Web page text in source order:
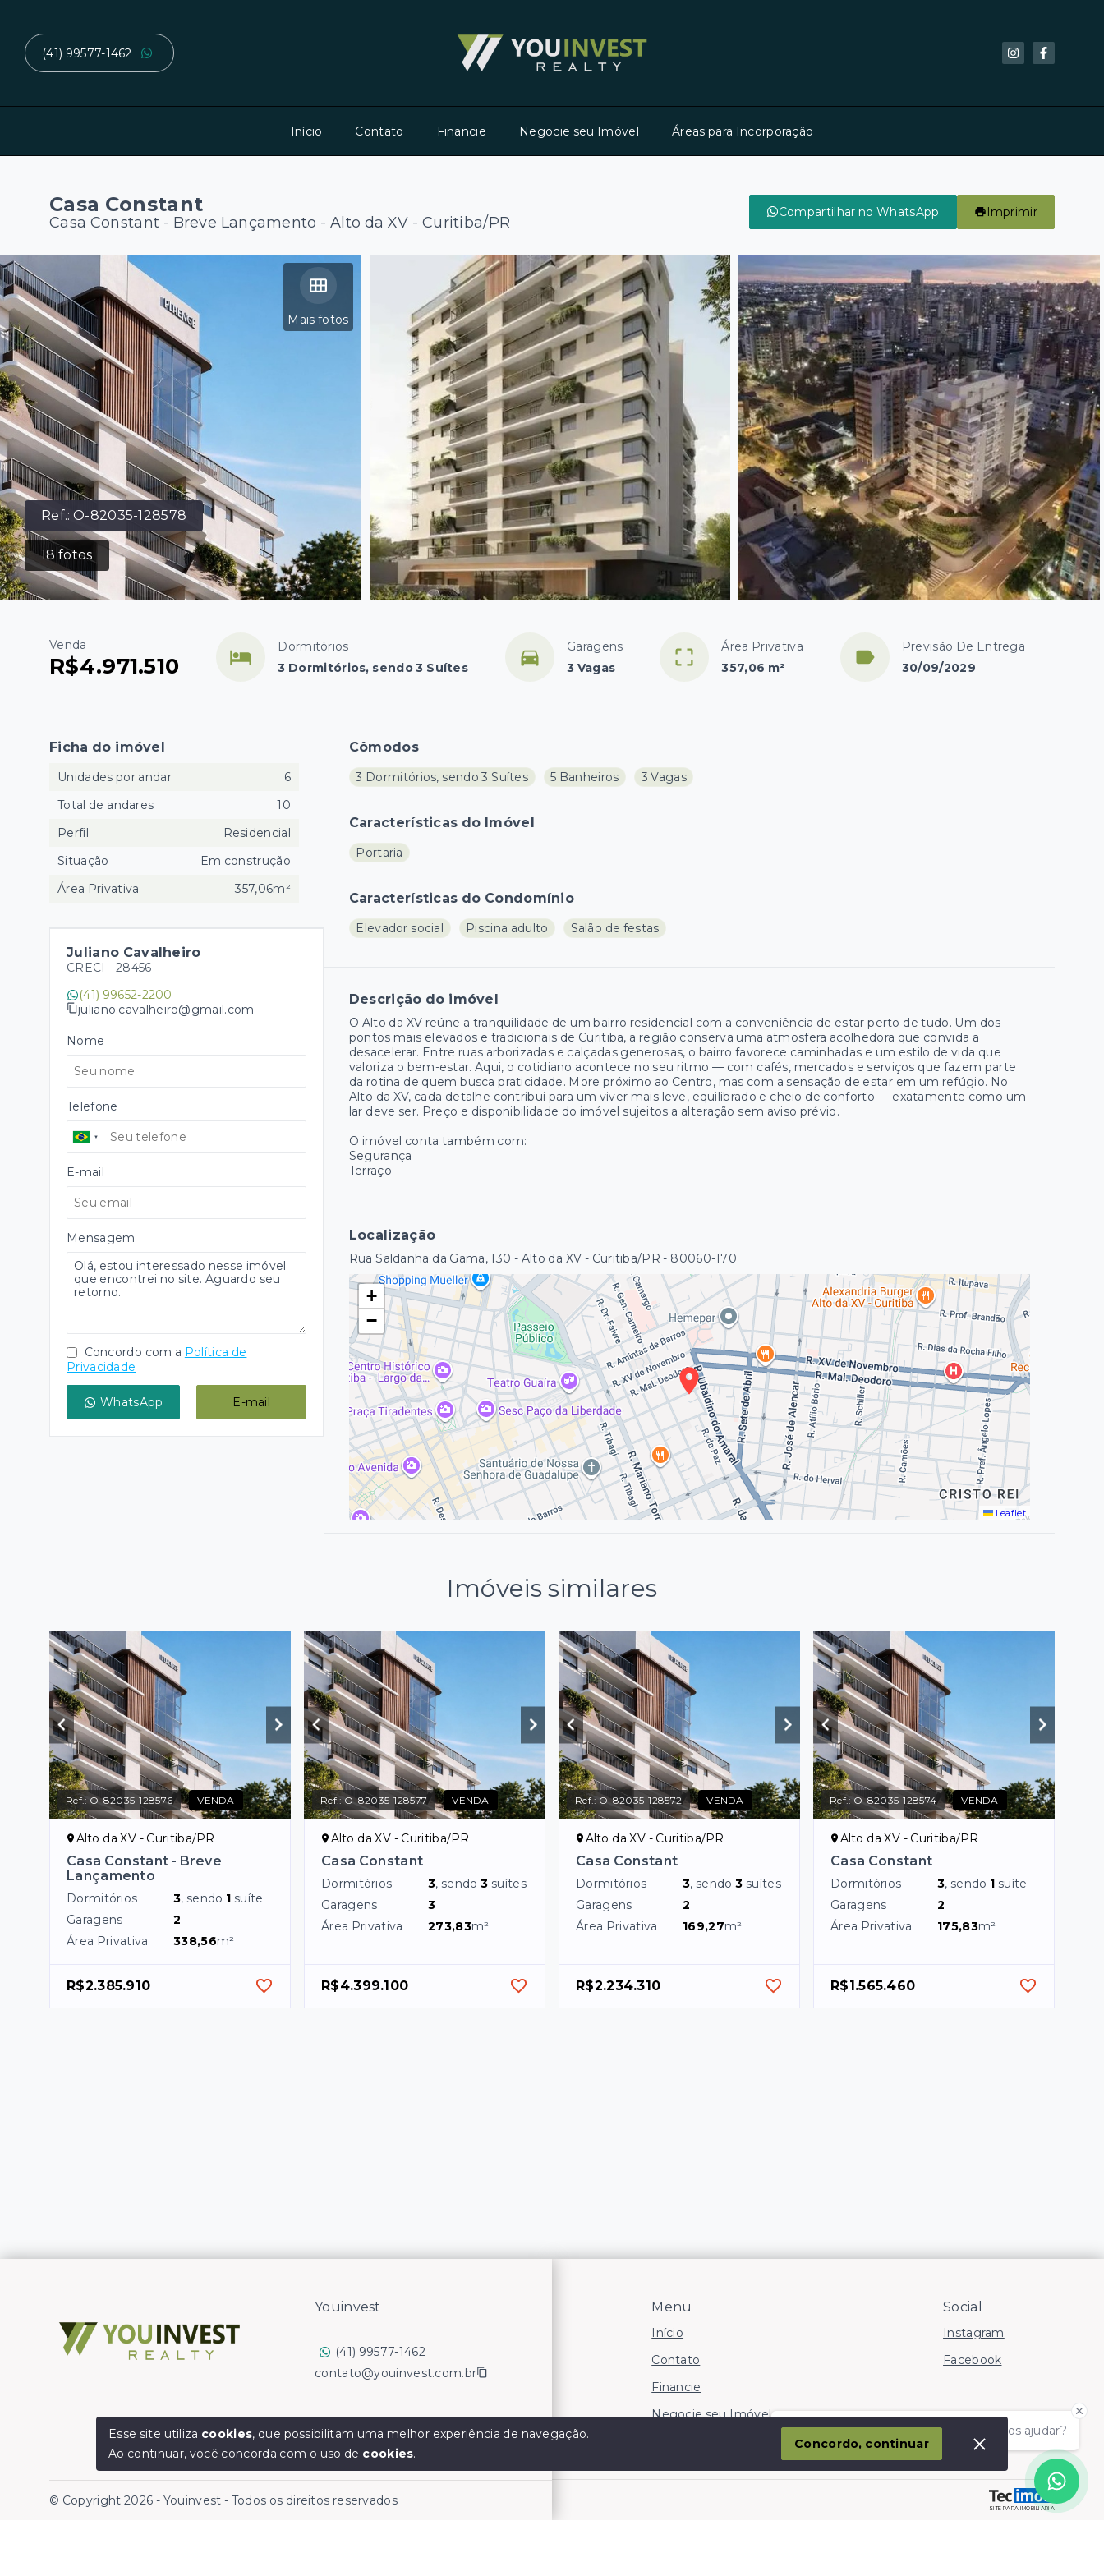
(41) 99577-1462
Início Contato Financie Negocie seu Imóvel Áreas para Incorporação
Casa Constant
Casa Constant - Breve Lançamento - Alto da XV - Curitiba/PR
Compartilhar no WhatsApp Imprimir
Ref.:O-82035-128578
18 fotos
Mais fotos
Venda
R$4.971.510
Dormitórios
3 Dormitórios, sendo 3 Suítes
Garagens
3 Vagas
Área Privativa
357,06 m²
Previsão De Entrega
30/09/2029
Cômodos
3 Dormitórios, sendo 3 Suítes 5 Banheiros 3 Vagas
Características do Imóvel
Portaria
Características do Condomínio
Elevador social Piscina adulto Salão de festas
Descrição do imóvel
O Alto da XV reúne a tranquilidade de um bairro residencial com a conveniência de estar perto de tudo. Um dos
pontos mais elevados e tradicionais de Curitiba, a região conserva uma atmosfera acolhedora que convida a
desacelerar. Entre ruas arborizadas e calçadas generosas, o bairro favorece caminhadas e um estilo de vida que
valoriza o bem-estar. Aqui, o cotidiano acontece no seu ritmo — com cafés, mercados e serviços que fazem parte
da rotina de quem busca praticidade. More próximo ao Centro, mas com a sensação de estar em um refúgio. No
Alto da XV, cada detalhe contribui para um viver mais leve, equilibrado e cheio de conforto — exatamente como um
lar deve ser. Preço e disponibilidade do imóvel sujeitos a alteração sem aviso prévio.
O imóvel conta também com:
Segurança
Terraço
Localização
Rua Saldanha da Gama, 130 - Alto da XV - Curitiba/PR - 80060-170
+
−
Leaflet
Ficha do imóvel
Unidades por andar
6
Total de andares
10
Perfil
Residencial
Situação
Em construção
Área Privativa
357,06m²
Juliano Cavalheiro
CRECI - 28456
(41) 99652-2200
juliano.cavalheiro@gmail.com
Nome
Telefone
E-mail
Mensagem
Concordo com a Política de
Privacidade
WhatsApp E-mail
Imóveis similares
Ref.: O-82035-128576 VENDA
Alto da XV - Curitiba/PR
Casa Constant - Breve
Lançamento
Dormitórios 3, sendo 1 suíte
Garagens
2
Área Privativa
338,56m²
R$2.385.910
Ref.: O-82035-128577 VENDA
Alto da XV - Curitiba/PR
Casa Constant
Dormitórios 3, sendo3 suítes
Garagens
3
Área Privativa
273,83m²
R$4.399.100
Ref.: O-82035-128572 VENDA
Alto da XV - Curitiba/PR
Casa Constant
Dormitórios 3, sendo3 suítes
Garagens
2
Área Privativa
169,27m²
R$2.234.310
Ref.: O-82035-128574 VENDA
Alto da XV - Curitiba/PR
Casa Constant
Dormitórios 3, sendo 1 suíte
Garagens
2
Área Privativa
175,83m²
R$1.565.460
Olá! somos da Linkmob, como podemos ajudar?
Menu
Início
Contato
Financie
Negocie seu Imóvel
Social
Instagram
Facebook
SITE PARA IMOBILIARIA
Youinvest
(41) 99577-1462
contato@youinvest.com.br
© Copyright 2026 - Youinvest - Todos os direitos reservados
Esse site utiliza cookies, que possibilitam uma melhor experiência de navegação.
Ao continuar, você concorda com o uso de cookies.
Concordo, continuar